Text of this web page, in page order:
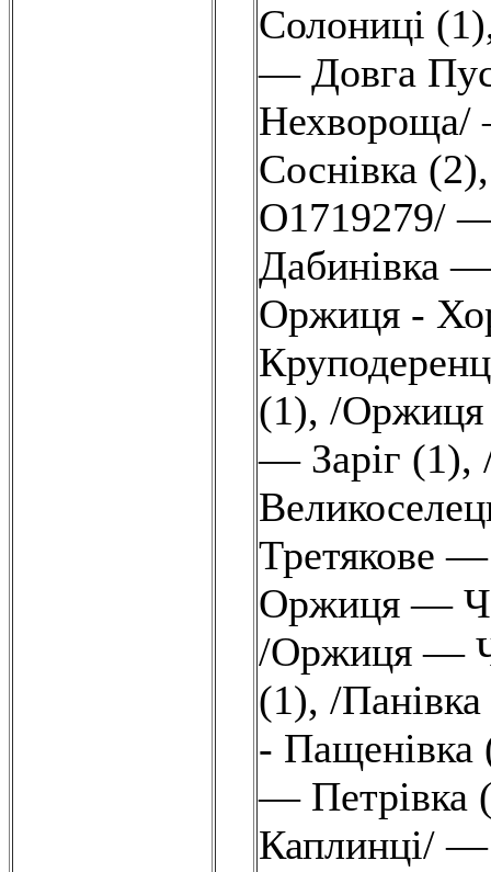
Солониці (1)
— Довга
Соснівка (2)
О1719279/ —
Дабинівка
Оржиця -
(1), /Оржиця
— Заріг (1),
Третякове
Оржиця —
/Оржиця —
(1), /
- Пащенівка
— Петрівка
Каплинці/ —